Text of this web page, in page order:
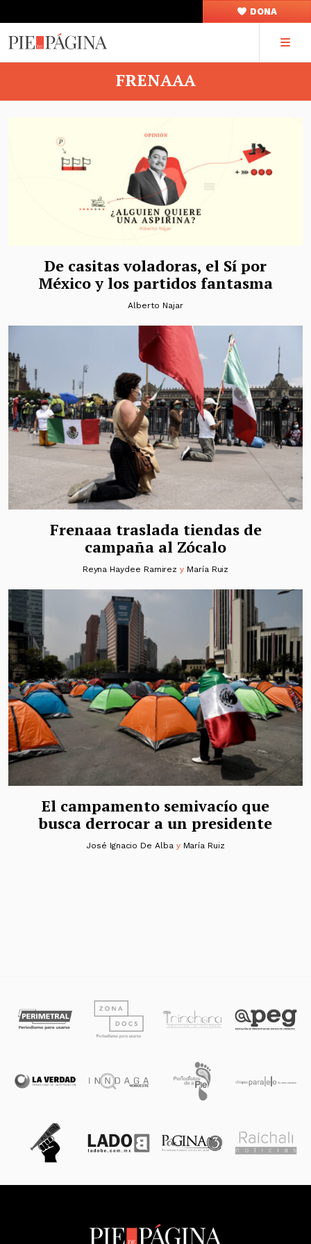
DONA
FRENAAA
De casitas voladoras, el Sí por
México y los partidos fantasma
Alberto Najar
Frenaaa traslada tiendas de
campaña al Zócalo
Reyna Haydee Ramirez y María Ruiz
El campamento semivacío que
busca derrocar a un presidente
José Ignacio De Alba y María Ruiz